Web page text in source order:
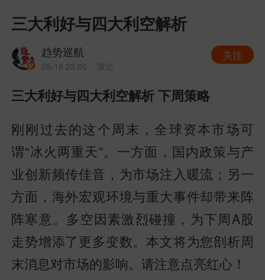
三大利好与四大利空解析
趋势巡航
05-16 23:00 · 湖北
关注
三大利好与四大利空解析 下周策略
刚刚过去的这个周末，全球资本市场可
谓“冰火两重天”。一方面，国内政策与产
业创新频传佳音，为市场注入暖流；另一
方面，海外宏观环境与重大事件却带来阵
阵寒意。多空因素激烈碰撞，为下周A股
走势增添了更多变数。本文将为您剖析周
末消息对市场的影响。请注意点亮红心！